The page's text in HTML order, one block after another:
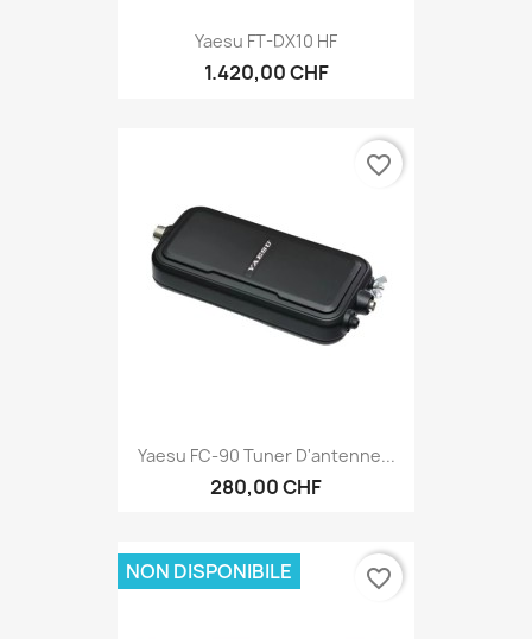
Yaesu FT-DX10 HF
1.420,00 CHF
Yaesu FC-90 Tuner D'antenne...
280,00 CHF
favorite_border
NON DISPONIBILE favorite_border